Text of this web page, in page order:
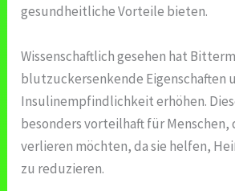
gesundheitliche Vorteile bieten.
Wissenschaftlich gesehen hat
blutzuckersenkende Eigenschaften
Insulinempfindlichkeit erhöhen.
besonders vorteilhaft für Menschen,
verlieren möchten, da sie helfen,
zu reduzieren.